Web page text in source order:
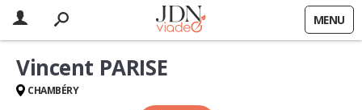
MENU
Vincent PARISE
CHAMBÉRY